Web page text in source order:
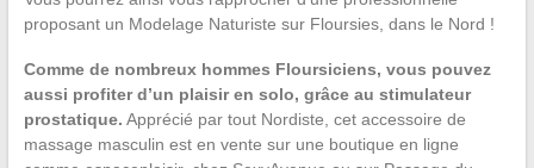
proposant un Modelage Naturiste sur Floursies, dans le Nord !
Comme de nombreux hommes Floursiciens, vous pouvez
aussi profiter d’un plaisir en solo, grâce au stimulateur
prostatique. Apprécié par tout Nordiste, cet accessoire de
massage masculin est en vente sur une boutique en ligne